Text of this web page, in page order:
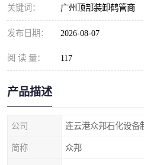
关键词： 广州顶部装卸鹤管商
发布日期： 2026-08-07
阅 读 量： 117
产品描述
公司 连云港众邦石化设备
简称 众邦